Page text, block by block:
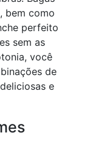
bem como
perfeito
sem as
você
de
e